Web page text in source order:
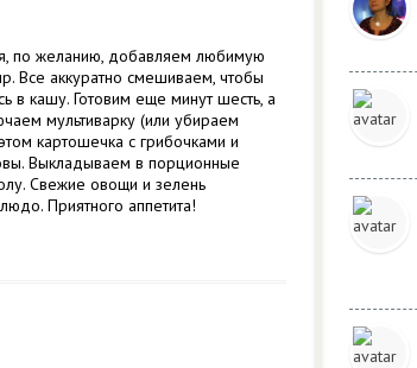
по желанию, добавляем любимую
Все аккуратно смешиваем, чтобы
в кашу. Готовим еще минут шесть, а
мультиварку (или убираем
картошечка с грибочками и
Выкладываем в порционные
Свежие овощи и зелень
Приятного аппетита!